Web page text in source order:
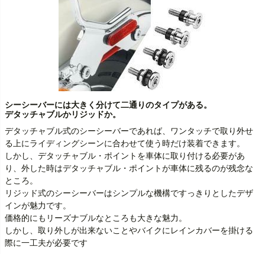
シーシーバーには大きく分けて二通りのタイプがある。
デタッチャブルかリジッドか。
デタッチャブル式のシーシーバーであれば、ワンタッチで取り外せ
る上にライディングシーンに合わせて使う時だけ装着できます。
しかし、デタッチャブル・ポイントを車体に取り付ける必要があ
り、外した時はデタッチャブル・ポイントが車体に残るのが残念な
ところ。
リジッド式のシーシーバーはシンプルな機構ですっきりとしたデザ
インが魅力です。
価格的にもリーズナブルなところも大きな魅力。
しかし、取り外しが出来ないことやバイクにレインカバーを掛ける
際に一工夫が必要です